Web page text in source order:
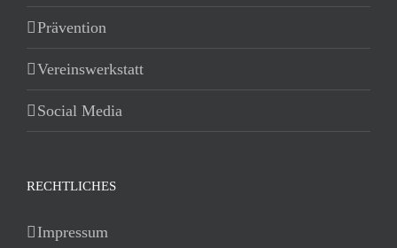
Prävention
Vereinswerkstatt
Social Media
RECHTLICHES
Impressum